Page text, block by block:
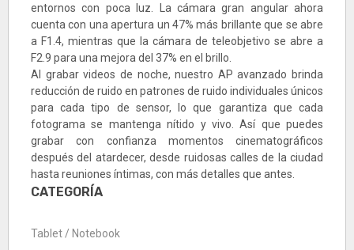
entornos con poca luz. La cámara gran angular ahora
cuenta con una apertura un 47% más brillante que se abre
a F1.4, mientras que la cámara de teleobjetivo se abre a
F2.9 para una mejora del 37% en el brillo.
Al grabar videos de noche, nuestro AP avanzado brinda
reducción de ruido en patrones de ruido individuales únicos
para cada tipo de sensor, lo que garantiza que cada
fotograma se mantenga nítido y vivo. Así que puedes
grabar con confianza momentos cinematográficos
después del atardecer, desde ruidosas calles de la ciudad
hasta reuniones íntimas, con más detalles que antes.
CATEGORÍA
Tablet / Notebook